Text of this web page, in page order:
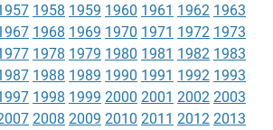
1958 1959 1960 1961 1962 1963
1968 1969 1970 1971 1972 1973
1978 1979 1980 1981 1982 1983
1988 1989 1990 1991 1992 1993
1998 1999 2000 2001 2002 2003
2008 2009 2010 2011 2012 2013